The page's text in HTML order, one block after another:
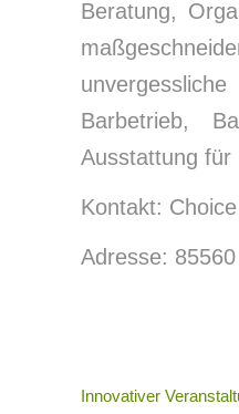
Beratung,
Barbetrieb,
Ausstattung für
Kontakt:
Adresse:
Innovativer